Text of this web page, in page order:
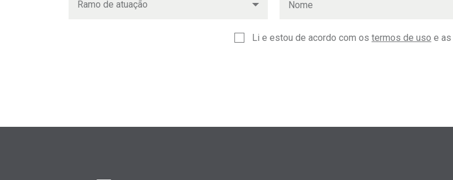
Li e estou de acordo com os termos de uso e as